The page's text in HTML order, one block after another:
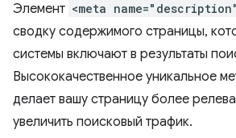
Элемент <meta
сводку содержимого страницы,
системы включают в результаты
Высококачественное уникальное
делает вашу страницу более
увеличить поисковый трафик.